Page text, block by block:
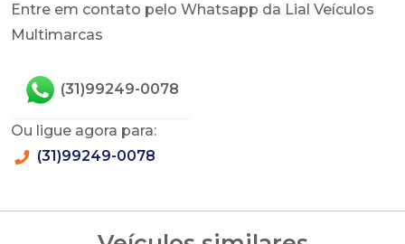
Entre em contato pelo Whatsapp da Lial Veículos
Multimarcas
(31)99249-0078
Ou ligue agora para:
(31)99249-0078